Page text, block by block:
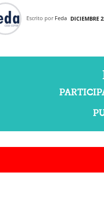
Escrito por Feda DICIEMBRE